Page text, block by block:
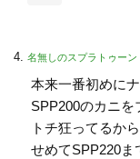
名無しのスプラトゥーン
本来一番初めに
SPP200のカニ
トチ狂ってるか
せめてSPP220ま